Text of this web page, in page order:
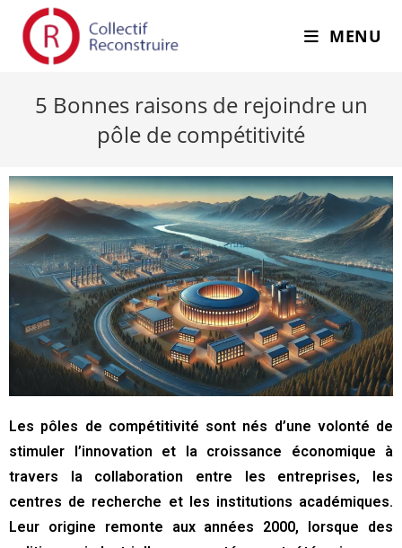
MENU
5 Bonnes raisons de rejoindre un
pôle de compétitivité
Les pôles de compétitivité sont nés d’une volonté de
stimuler l’innovation et la croissance économique à
travers la collaboration entre les entreprises, les
centres de recherche et les institutions académiques.
Leur origine remonte aux années 2000, lorsque des